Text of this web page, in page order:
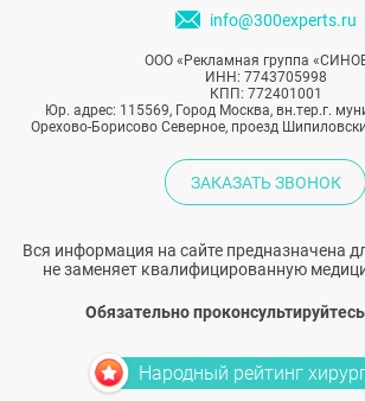
info@300experts.ru
ООО «Рекламная группа
ИНН: 7743705998
КПП: 772401001
Юр. адрес: 115569, Город Москва, вн.тер.г.
Орехово-Борисово Северное, проезд
ЗАКАЗАТЬ ЗВОНОК
Вся информация на сайте предназначена
не заменяет квалифицированную
Обязательно
Народный рейтинг